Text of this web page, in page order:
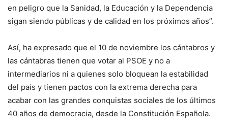
en peligro que la Sanidad, la Educación y la Dependencia
sigan siendo públicas y de calidad en los próximos años”.
Así, ha expresado que el 10 de noviembre los cántabros y
las cántabras tienen que votar al PSOE y no a
intermediarios ni a quienes solo bloquean la estabilidad
del país y tienen pactos con la extrema derecha para
acabar con las grandes conquistas sociales de los últimos
40 años de democracia, desde la Constitución Española.